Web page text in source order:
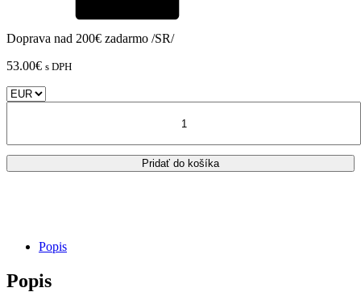
Doprava nad 200€ zadarmo /SR/
53.00€ s DPH
07BB02CC
Pridať do košíka
Popis
Popis